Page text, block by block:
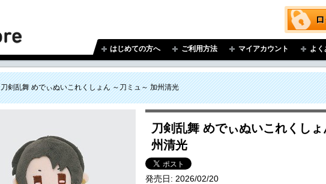
はじめての方へ ご利用方法 マイアカウント よく
刀剣乱舞 めでぃぬいこれくしょん ～刀ミュ～ 加州清光
刀剣乱舞 めでぃぬいこれくし
州清光
発売日: 2026/02/20